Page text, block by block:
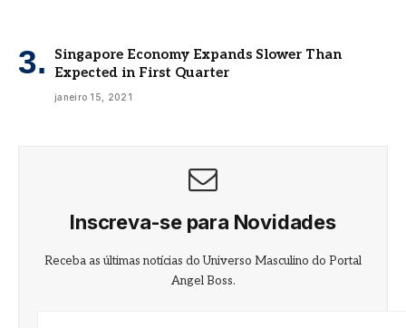
Singapore Economy Expands Slower Than
Expected in First Quarter
janeiro 15, 2021
Inscreva-se para Novidades
Receba as últimas notícias do Universo Masculino do Portal
Angel Boss.